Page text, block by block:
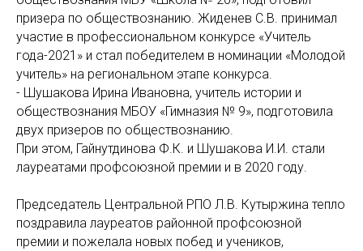
призера по обществознанию. Жиденев С.В. принимал
участие в профессиональном конкурсе «Учитель
года-2021» и стал победителем в номинации «Молодой
учитель» на региональном этапе конкурса.
- Шушакова Ирина Ивановна, учитель истории и
обществознания МБОУ «Гимназия № 9», подготовила
двух призеров по обществознанию.
При этом, Гайнутдинова Ф.К. и Шушакова И.И. стали
лауреатами профсоюзной премии и в 2020 году.
Председатель Центральной РПО Л.В. Кутыржина тепло
поздравила лауреатов районной профсоюзной
премии и пожелала новых побед и учеников,